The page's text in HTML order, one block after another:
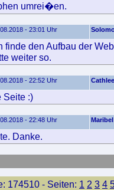
umrei�en.
- 23:01 Uhr
finde den Aufbau der
weiter so.
- 22:52 Uhr
Seite :)
- 22:48 Uhr Maribel
Danke.
174510 - Seiten: 1 2 3 4